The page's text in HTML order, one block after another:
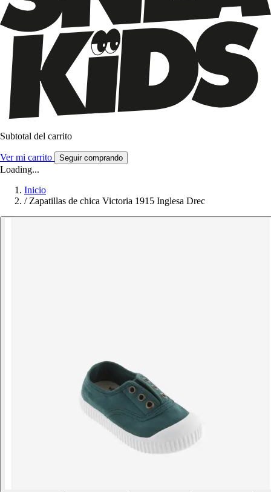
Subtotal del carrito
Ver mi carrito Seguir comprando
Loading...
Inicio
/ Zapatillas de chica Victoria 1915 Inglesa Drec